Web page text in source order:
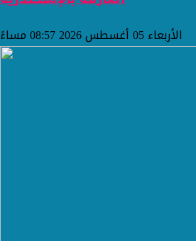
الأربعاء 05 أغسطس 2026 08:57 مساءً